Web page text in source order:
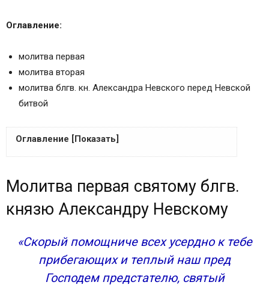
Оглавление:
молитва первая
молитва вторая
молитва блгв. кн. Александра Невского перед Невской
битвой
Оглавление [Показать]
Александру Невскому
Молитва вторая благоверному князю
Александру Невскому
Невской битвой
Сохранить молитвы в социальных сетях:
Молитва первая
Молитва первая святому блгв.
князю Александру Невскому
«Скорый помощниче всех усердно к тебе
прибегающих и теплый наш пред
Господем предстателю, святый